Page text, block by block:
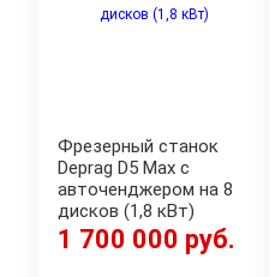
Фрезерный станок
Deprag D5 Max с
авточенджером на 8
дисков (1,8 кВт)
1 700 000 руб.